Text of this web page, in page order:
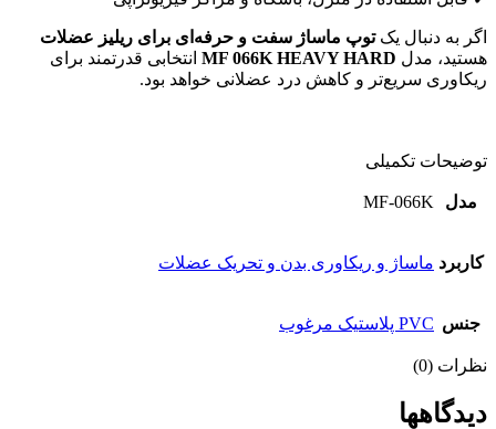
اگر به دنبال یکتوپ ماساژ سفت و حرفه‌ای برای ریلیز عضلات
هستید، مدل MF 066K HEAVY HARD انتخابی قدرتمند برای
ریکاوری سریع‌تر و کاهش درد عضلانی خواهد بود.
توضیحات تکمیلی
مدل MF-066K
کاربرد ماساژ و ریکاوری بدن و تحریک عضلات
جنس PVC پلاستیک مرغوب
نظرات (0)
دیدگاهها